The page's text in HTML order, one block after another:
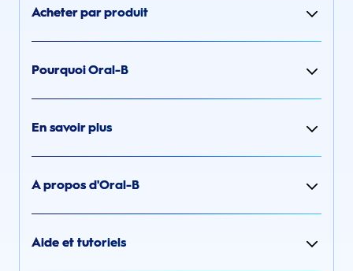
Acheter par produit
Pourquoi Oral-B
En savoir plus
A propos d'Oral-B
Aide et tutoriels